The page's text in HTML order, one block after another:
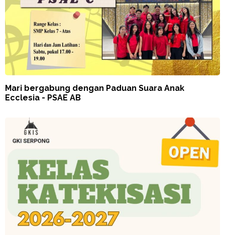
Mari bergabung dengan Paduan Suara Anak
Ecclesia - PSAE AB